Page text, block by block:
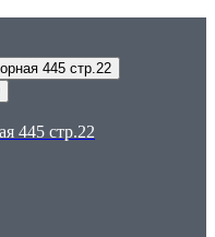
445 стр.22
445 стр.22